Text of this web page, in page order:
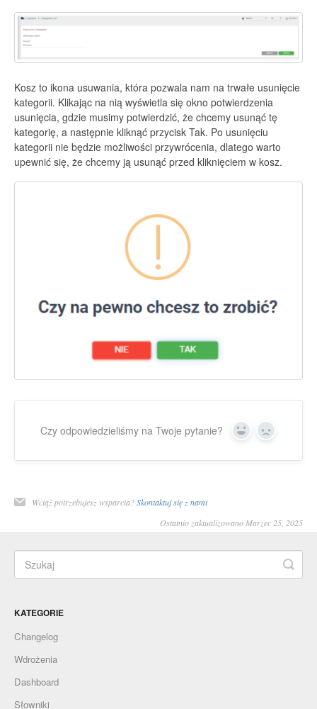
Kosz to ikona usuwania, która pozwala nam na trwałe usunięcie
kategorii. Klikając na nią wyświetla się okno potwierdzenia
usunięcia, gdzie musimy potwierdzić, że chcemy usunąć tę
kategorię, a następnie kliknąć przycisk Tak. Po usunięciu
kategorii nie będzie możliwości przywrócenia, dlatego warto
upewnić się, że chcemy ją usunąć przed kliknięciem w kosz.
Czy odpowiedzieliśmy na Twoje pytanie? Yes No
Wciąż potrzebujesz wsparcia?Skontaktuj się z nami
Ostatnio zaktualizowano Marzec 25, 2025
KATEGORIE
Changelog
Wdrożenia
Dashboard
Słowniki